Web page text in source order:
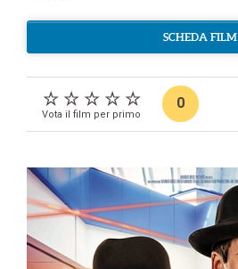
SCHEDA FILM
Vota il film per primo
0